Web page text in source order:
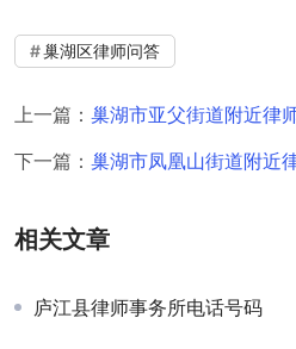
巢湖区律师问答
上一篇： 巢湖市亚父街道附近律
下一篇： 巢湖市凤凰山街道附近
相关文章
庐江县律师事务所电话号码